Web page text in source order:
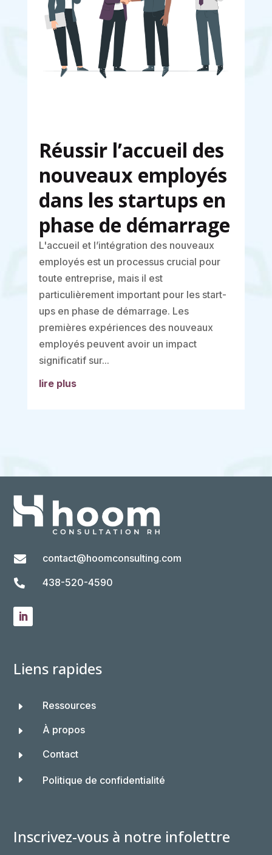
Réussir l’accueil des
nouveaux employés
dans les startups en
phase de démarrage
L'accueil et l’intégration des nouveaux
employés est un processus crucial pour
toute entreprise, mais il est
particulièrement important pour les start-
ups en phase de démarrage. Les
premières expériences des nouveaux
employés peuvent avoir un impact
significatif sur...
lire plus
 contact@hoomconsulting.com
 438-520-4590
Liens rapides
E Ressources
E À propos
E Contact
E Politique de confidentialité
Inscrivez-vous à notre infolettre